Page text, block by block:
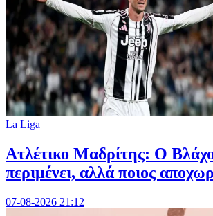
La Liga
Ατλέτικο Μαδρίτης: Ο
περιμένει, αλλά ποιος
07-08-2026 21:12